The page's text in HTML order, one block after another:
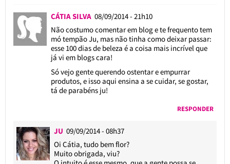
CÁTIA SILVA 08/09/2014 - 21h10
Não costumo comentar em blog e te frequento tem
mó tempão Ju, mas não tinha como deixar passar:
esse 100 dias de beleza é a coisa mais incrível que
já vi em blogs cara!
Só vejo gente querendo ostentar e empurrar
produtos, e isso aqui ensina a se cuidar, se gostar,
tá de parabéns ju!
RESPONDER
JU 09/09/2014 - 08h37
Oi Cátia, tudo bem flor?
Muito obrigada, viu?